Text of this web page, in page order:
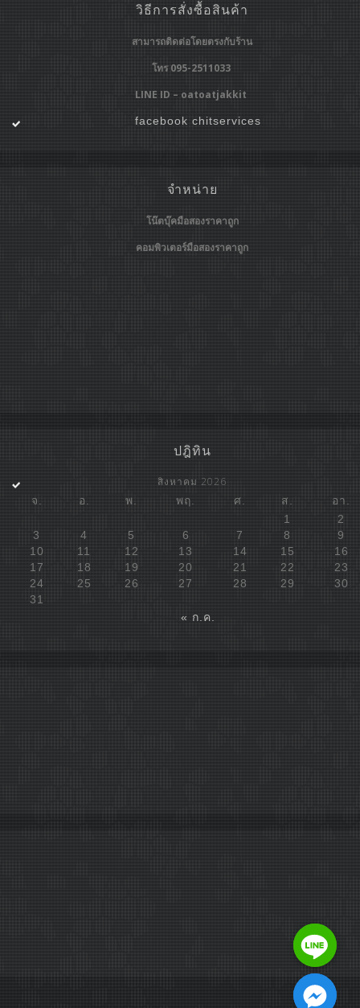
วิธีการสั่งซื้อสินค้า
สามารถติดต่อโดยตรงกับร้าน
โทร 095-2511033
LINE ID – oatoatjakkit
facebook chitservices
จำหน่าย
โน๊ตบุ๊คมือสองราคาถูก
คอมพิวเตอร์มือสองราคาถูก
ปฎิทิน
สิงหาคม 2026
จ. อ. พ. พฤ. ศ. ส.
อา.
1
2
3
4 5 6 7 8
9
10
11 12 13 14 15
16
17
18 19 20 21 22
23
24
25 26 27 28 29
30
31
« ก.ค.